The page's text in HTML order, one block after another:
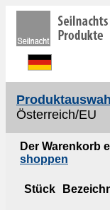
Produktauswahl
Österreich/EU
Der Warenkorb
shoppen
Stück